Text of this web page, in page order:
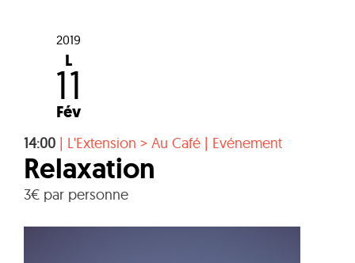
2019
L
11
Fév
14:00 | L'Extension > Au Café | Evénement
Relaxation
3€ par personne